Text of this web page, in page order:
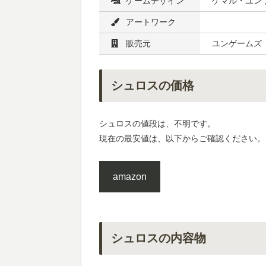
アートワーク
販売元 ユンゲームズ
シュロスの価格
シュロスの値段は、不明です。
現在の最安値は、以下からご確認ください。
amazon
.
シュロスの内容物